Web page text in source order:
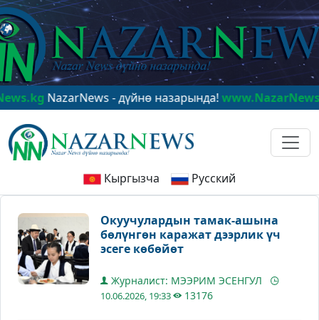
NazarNews - дүйнө назарында!www.NazarNews.kg
Кыргызча Русский
Окуучулардын тамак-ашына
бөлүнгөн каражат дээрлик үч
эсеге көбөйөт
Журналист: МЭЭРИМ ЭСЕНГУЛ
10.06.2026, 19:33 13176